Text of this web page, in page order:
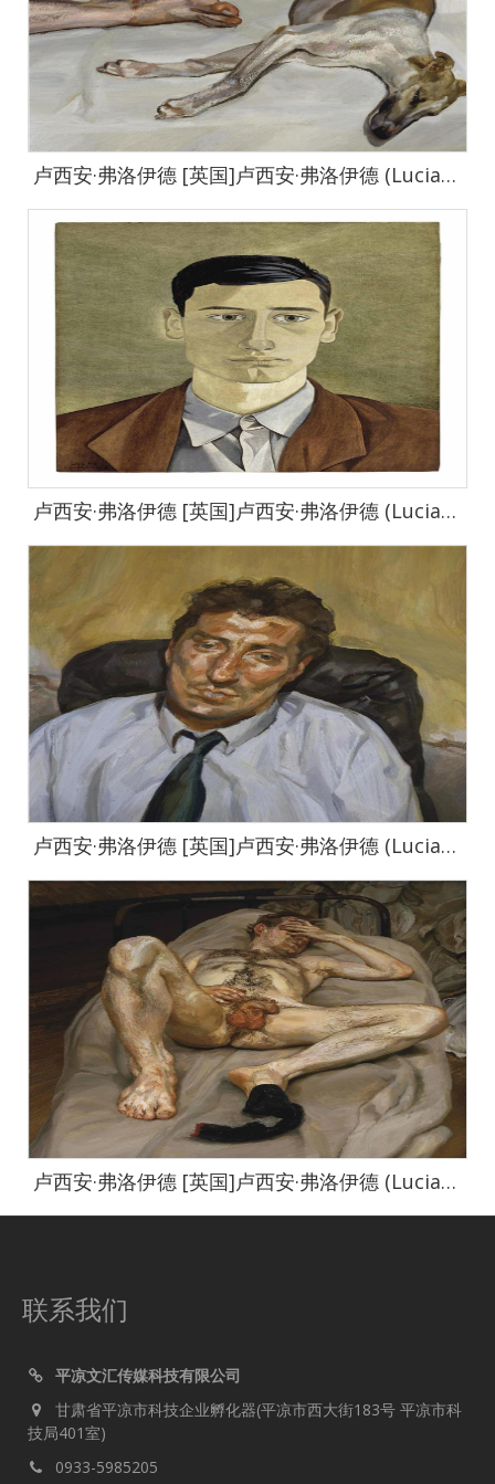
卢西安·弗洛伊德 [英国]卢西安·弗洛伊德 (Lucian Freud)作品集-0002
卢西安·弗洛伊德 [英国]卢西安·弗洛伊德 (Lucian Freud)作品集-0009
卢西安·弗洛伊德 [英国]卢西安·弗洛伊德 (Lucian Freud)作品集-0011
卢西安·弗洛伊德 [英国]卢西安·弗洛伊德 (Lucian Freud)作品集-0025
联系我们
平凉文汇传媒科技有限公司
甘肃省平凉市科技企业孵化器(平凉市西大街183号 平凉市科
技局401室)
0933-5985205